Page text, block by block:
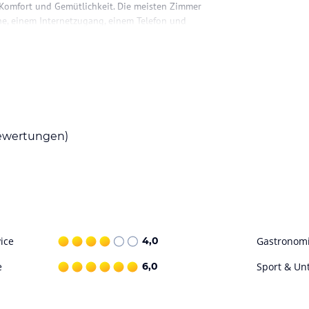
und Gemütlichkeit. Die meisten Zimmer
einem Internetzugang, einem Telefon und
können. Entspannen Sie auf den
Für sportliche Aktivitäten stehen Ihnen
Gewähr. Bitte lies vor der Buchung die
4,0
6,0 Sport &